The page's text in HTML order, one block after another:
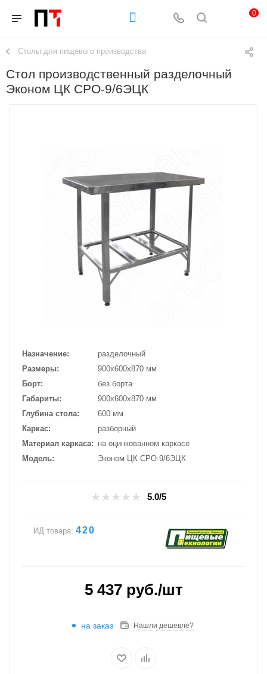
0
Столы для пищевого производства
Стол производственный разделочный
Эконом ЦК СРО-9/6ЭЦК
Назначение
разделочный
Размеры
900х600х870 мм
Борт
без борта
Габариты
900х600х870 мм
Глубина стола
600 мм
Каркас
разборный
Материал каркаса
на оцинкованном каркасе
Модель
Эконом ЦК СРО-9/6ЭЦК
5.0/5
ИД товара: 420
5 437руб./шт
на заказ Нашли дешевле?